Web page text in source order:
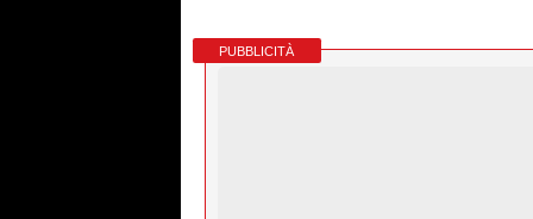
PUBBLICITÀ